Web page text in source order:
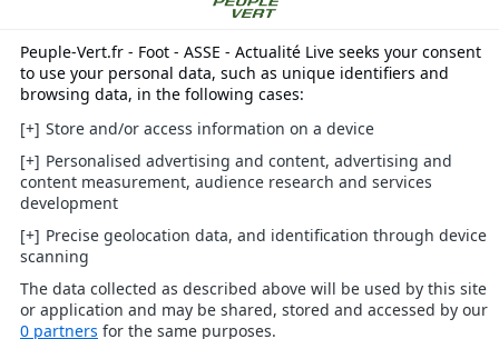
ce match d'ouverture de la 10e journée
ligue 2, Laurent Batlles a convoqué ses
hommes.
Sanctionné de 4 cartons jaunes lors des neuf premières
Jimmy Giraudon est absent du groupe stéphanois. En effet,
défenseur central et joueur le plus utilisé de Laurent Batlles va
son match de suspension et ne pourra donc pas participer à la
de demain. Pour le reste, Laurent Batlles a affirmé avoir l'intégralité
son groupe disponible. Il devait donc faire des choix et ils ont été
En effet, il a décidé de se passer de Sow,Aiki, Gauthier et
pour cette rencontre de la 10e journée de L2. Cinq autres joueurs
sous la menace d'une suspension en cas de carton jaune